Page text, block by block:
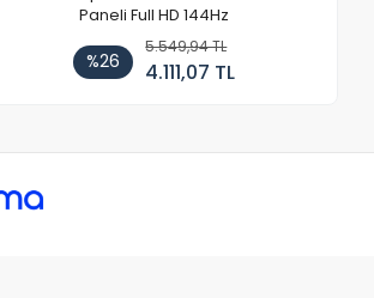
Paneli Full HD 144Hz
%26
5.549,94 TL
4.111,07 TL